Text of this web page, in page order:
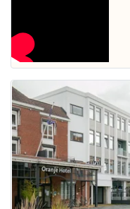
Deze woning
is
waarschijnlijk
al verhuurd
Om kans te
maken moet je
binnen 15
minuten
reageren.
Stekkies helpt
je hierbij!